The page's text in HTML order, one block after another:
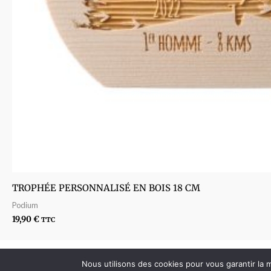
TROPHÉE PERSONNALISÉ EN BOIS 18 CM
Podium
19,90€ TTC
18 impasse Roger Salengro - Bât i -
Nous utilisons des cookies pour vous garantir